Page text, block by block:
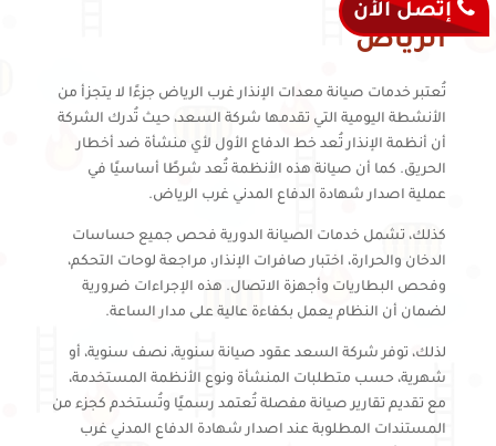
الرياض
تُعتبر خدمات صيانة معدات الإنذار غرب الرياض جزءًا لا يتجزأ من
الأنشطة اليومية التي تقدمها شركة السعد، حيث تُدرك الشركة
أن أنظمة الإنذار تُعد خط الدفاع الأول لأي منشأة ضد أخطار
الحريق. كما أن صيانة هذه الأنظمة تُعد شرطًا أساسيًا في
عملية اصدار شهادة الدفاع المدني غرب الرياض.
كذلك، تشمل خدمات الصيانة الدورية فحص جميع حساسات
الدخان والحرارة، اختبار صافرات الإنذار، مراجعة لوحات التحكم،
وفحص البطاريات وأجهزة الاتصال. هذه الإجراءات ضرورية
لضمان أن النظام يعمل بكفاءة عالية على مدار الساعة.
لذلك، توفر شركة السعد عقود صيانة سنوية، نصف سنوية، أو
شهرية، حسب متطلبات المنشأة ونوع الأنظمة المستخدمة،
مع تقديم تقارير صيانة مفصلة تُعتمد رسميًا وتُستخدم كجزء من
المستندات المطلوبة عند اصدار شهادة الدفاع المدني غرب
إتصل الأن